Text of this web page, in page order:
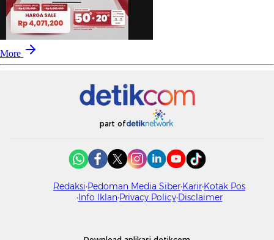
More
part of
Redaksi Pedoman Media Siber Karir Kotak Pos
Info IklanPrivacy PolicyDisclaimer